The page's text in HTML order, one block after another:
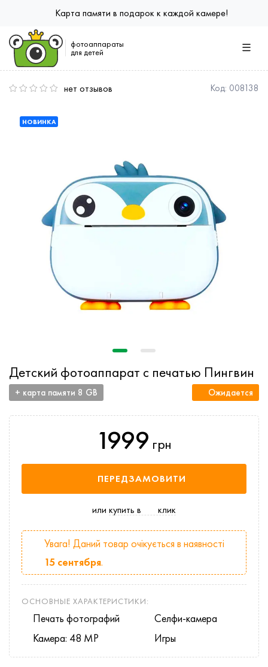
Карта памяти в подарок к каждой камере!
фотоаппараты
для детей
нет отзывов Код: 008138
НОВИНКА
Детский фотоаппарат с печатью Пингвин
+ карта памяти 8 GB Ожидается
1999 грн
ПЕРЕДЗАМОВИТИ
или купить в клик
Увага! Даний товар очікується в наявності
15 сентября.
ОСНОВНЫЕ ХАРАКТЕРИСТИКИ:
Печать фотографий
Селфи-камера
Камера: 48 MP
Игры